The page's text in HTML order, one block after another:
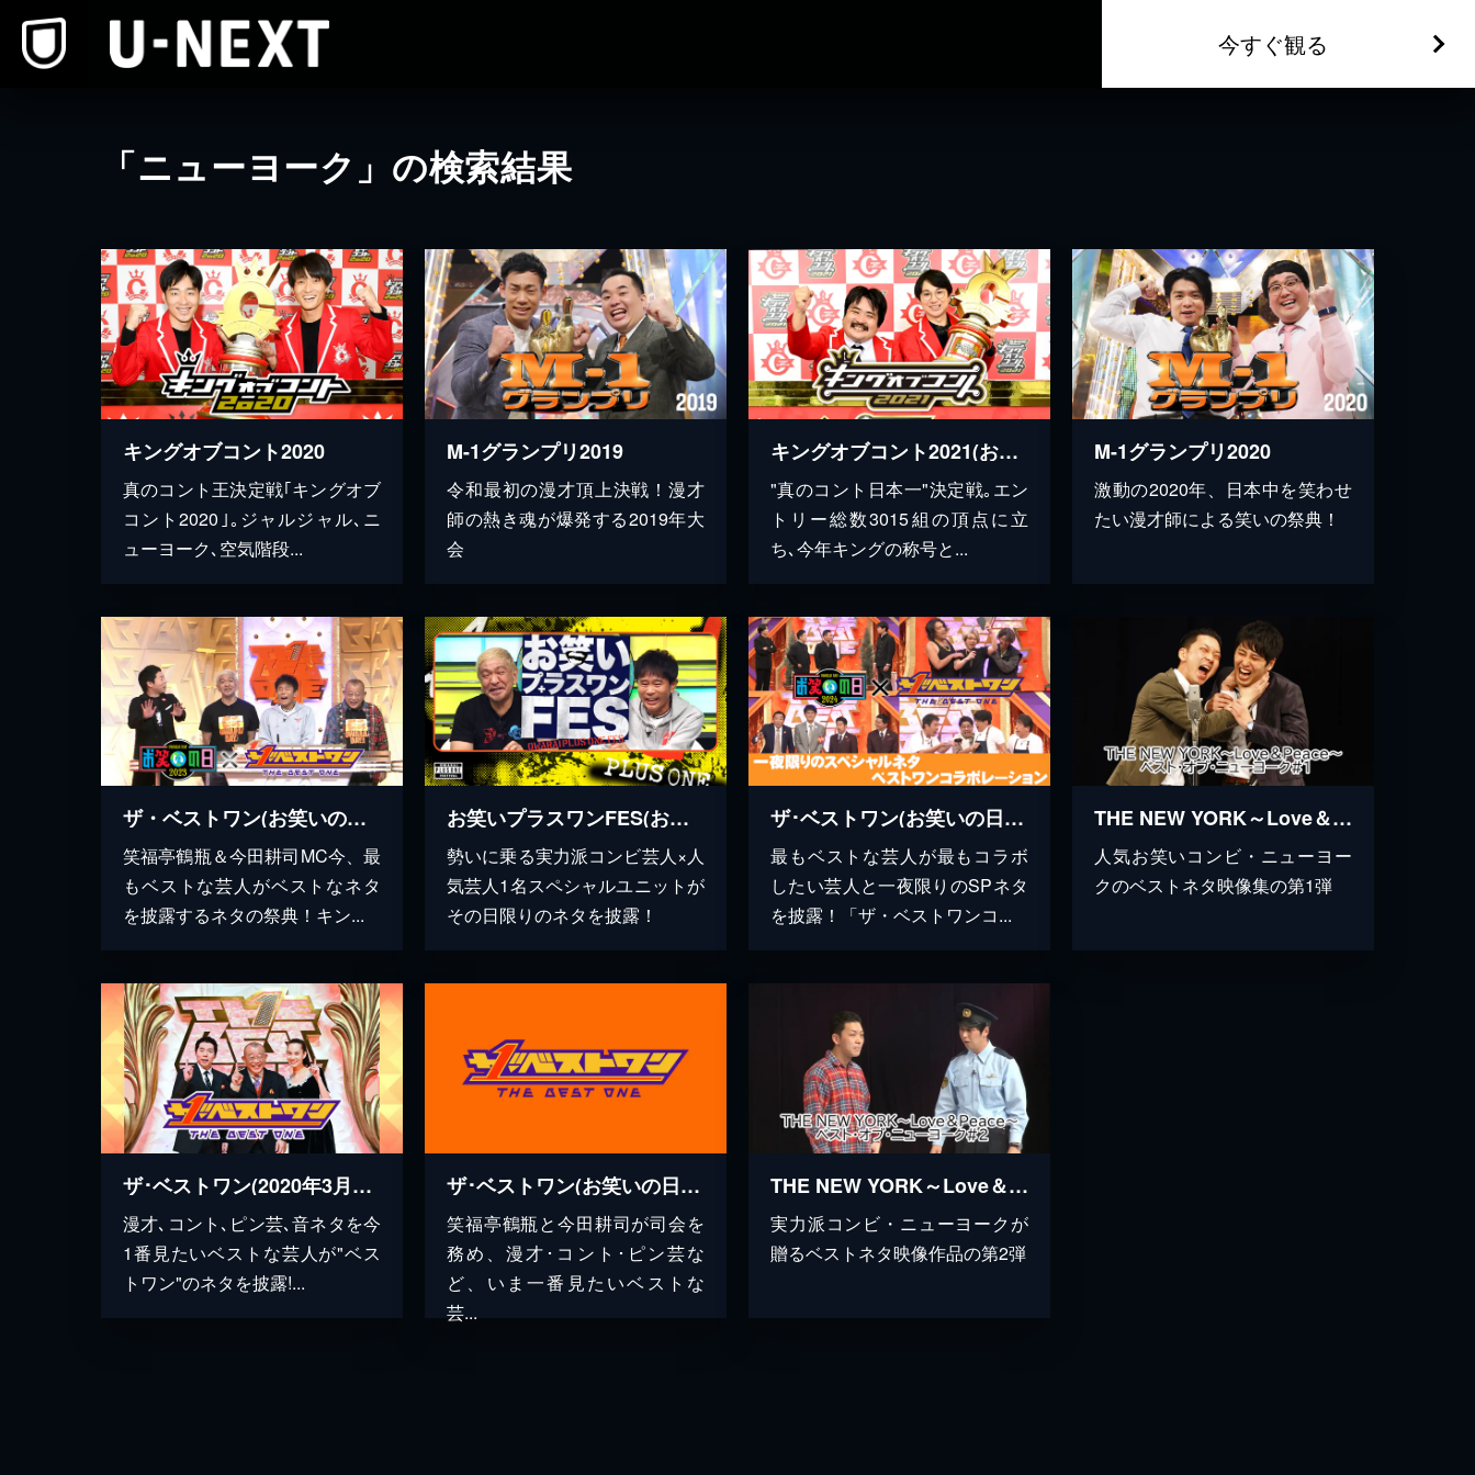
今すぐ観る
「ニューヨーク」の検索結果
キングオブコント2020
真のコント王決定戦｢キングオブ
コント2020｣｡ジャルジャル､ニ
ューヨーク､空気階段...
M-1グランプリ2019
令和最初の漫才頂上決戦！漫才
師の熱き魂が爆発する2019年大
会
キングオブコント2021(お笑いの日2021)
"真のコント日本一"決定戦｡エン
トリー総数3015組の頂点に立
ち､今年キングの称号と...
M-1グランプリ2020
激動の2020年、日本中を笑わせ
たい漫才師による笑いの祭典！
ザ・ベストワン(お笑いの日2023)
笑福亭鶴瓶＆今田耕司MC今、最
もベストな芸人がベストなネタ
を披露するネタの祭典！キン...
お笑いプラスワンFES(お笑いの日2022)
勢いに乗る実力派コンビ芸人×人
気芸人1名スペシャルユニットが
その日限りのネタを披露！
ザ･ベストワン(お笑いの日2024)
最もベストな芸人が最もコラボ
したい芸人と一夜限りのSPネタ
を披露！「ザ・ベストワンコ...
THE NEW YORK～Love＆Peace～ ベスト・オブ・ニューヨーク #1
人気お笑いコンビ・ニューヨー
クのベストネタ映像集の第1弾
ザ･ベストワン(2020年3月放送)
漫才､コント､ピン芸､音ネタを今
1番見たいベストな芸人が"ベス
トワン"のネタを披露!...
ザ･ベストワン(お笑いの日2022)
笑福亭鶴瓶と今田耕司が司会を
務め、漫才･コント･ピン芸な
ど、いま一番見たいベストな
芸...
THE NEW YORK～Love＆Peace～ ベスト・オブ・ニューヨーク #2
実力派コンビ・ニューヨークが
贈るベストネタ映像作品の第2弾